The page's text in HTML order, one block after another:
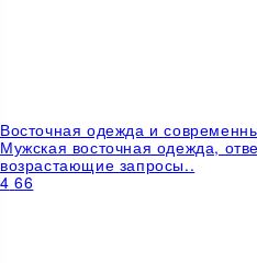
Восточная одежда и
Мужская восточная одежда,
возрастающие запросы..
4 66